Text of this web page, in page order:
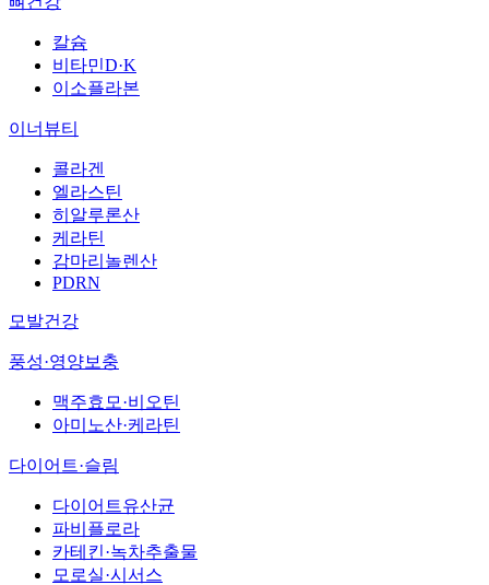
칼슘
비타민D·K
이소플라본
이너뷰티
콜라겐
엘라스틴
히알루론산
케라틴
감마리놀렌산
PDRN
모발건강
풍성·영양보충
맥주효모·비오틴
아미노산·케라틴
다이어트·슬림
다이어트유산균
파비플로라
카테킨·녹차추출물
모로실·시서스